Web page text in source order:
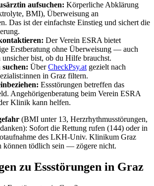
aufsuchen: Körperliche Abklärung
BMI), Überweisung an
Das ist der einfachste Einstieg und sichert die
Der Verein ESRA bietet
Erstberatung ohne Überweisung — auch
bist, ob du Hilfe brauchst.
Über CheckPsy.at gezielt nach
in Graz filtern.
Essstörungen betreffen das
Angehörigenberatung beim Verein ESRA
Klinik kann helfen.
(BMI unter 13, Herzrhythmusstörungen,
Sofort die Rettung rufen (144) oder in
des LKH-Univ. Klinikum Graz
können tödlich sein — zögere nicht.
zu Essstörungen in Graz